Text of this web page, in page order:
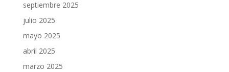
septiembre 2025
julio 2025
mayo 2025
abril 2025
marzo 2025